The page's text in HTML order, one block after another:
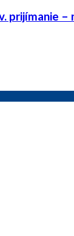
prijímanie –